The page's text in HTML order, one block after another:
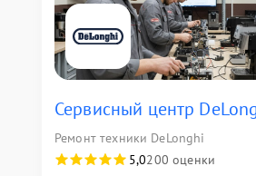
Сервисный центр
Ремонт техники DeLonghi
5,0200 оценки